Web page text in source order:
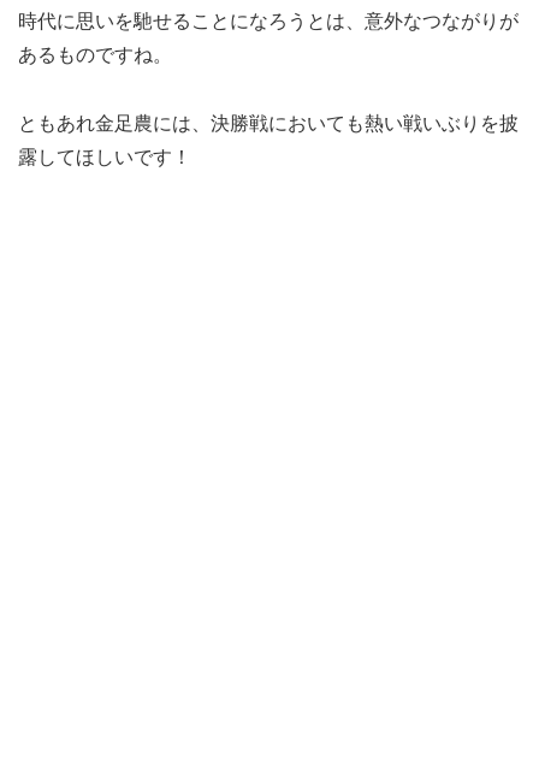
時代に思いを馳せることになろうとは、意外なつながりが
あるものですね。
ともあれ金足農には、決勝戦においても熱い戦いぶりを披
露してほしいです！